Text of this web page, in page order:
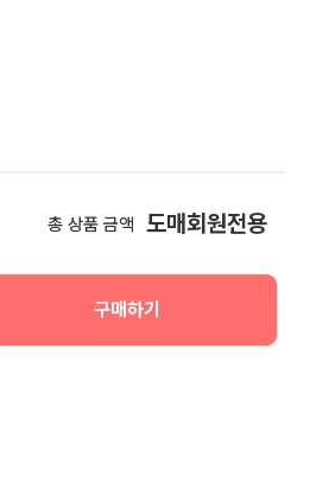
총 상품 금액 도매회원전용
구매하기